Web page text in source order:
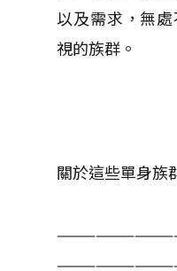
以及需求，無
視的族群。
關於這些單身族